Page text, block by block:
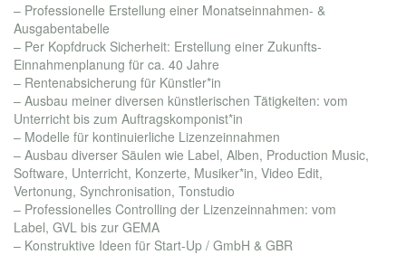
– Professionelle Erstellung einer Monatseinnahmen- &
Ausgabentabelle
– Per Kopfdruck Sicherheit: Erstellung einer Zukunfts-
Einnahmenplanung für ca. 40 Jahre
– Rentenabsicherung für Künstler*in
– Ausbau meiner diversen künstlerischen Tätigkeiten: vom
Unterricht bis zum Auftragskomponist*in
– Modelle für kontinuierliche Lizenzeinnahmen
– Ausbau diverser Säulen wie Label, Alben, Production Music,
Software, Unterricht, Konzerte, Musiker*in, Video Edit,
Vertonung, Synchronisation, Tonstudio
– Professionelles Controlling der Lizenzeinnahmen: vom
Label, GVL bis zur GEMA
– Konstruktive Ideen für Start-Up / GmbH & GBR